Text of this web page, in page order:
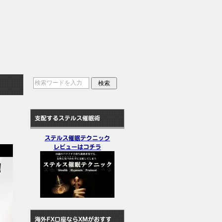
支配するステルス催眠術
ステルス催眠テクニック
レビューはコチラ
海外FX口座ならXMがおすす